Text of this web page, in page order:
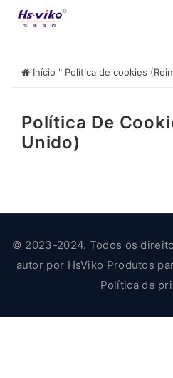
Início " Política de cookies
Política De
Unido)
© 2023-2024. Todos os
autor por HsViko Produtos
Política de